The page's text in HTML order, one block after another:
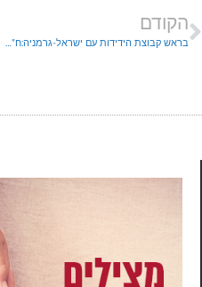
הקודם
בראש קבוצת הידידות עם ישראל-גרמניה:ח"כ חרדי וח"כית דרוזית